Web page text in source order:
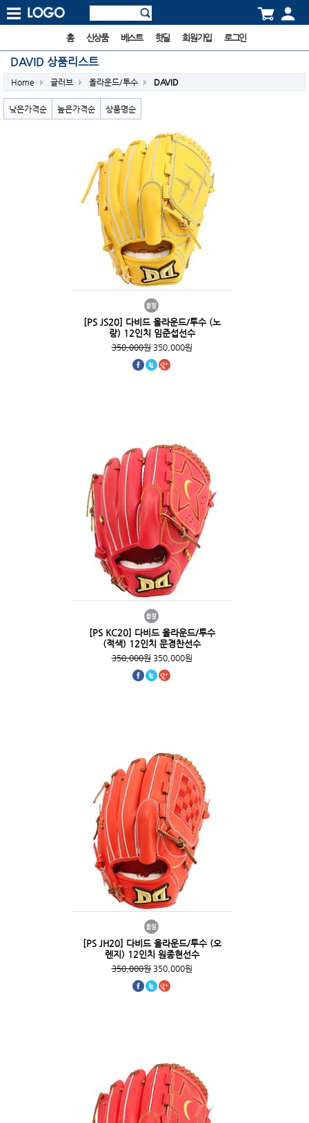
홈 신상품 베스트 핫딜 회원가입 로그인
DAVID 상품리스트
Home 글러브 올라운드/투수 DAVID
낮은가격순 높은가격순 상품명순
[PS JS20] 다비드 올라운드/투수 (노
랑) 12인치 임준섭선수
350,000원350,000원
[PS KC20] 다비드 올라운드/투수
(적색) 12인치 문경찬선수
350,000원350,000원
[PS JH20] 다비드 올라운드/투수 (오
렌지) 12인치 원종현선수
350,000원350,000원